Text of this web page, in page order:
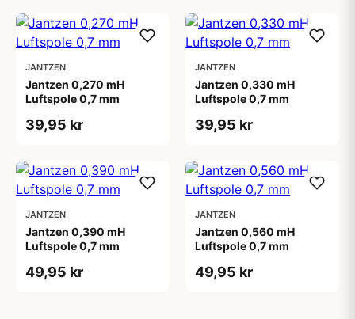
JANTZEN
Jantzen 0,270 mH
Luftspole 0,7 mm
39,95 kr
JANTZEN
Jantzen 0,330 mH
Luftspole 0,7 mm
39,95 kr
JANTZEN
Jantzen 0,390 mH
Luftspole 0,7 mm
49,95 kr
JANTZEN
Jantzen 0,560 mH
Luftspole 0,7 mm
49,95 kr